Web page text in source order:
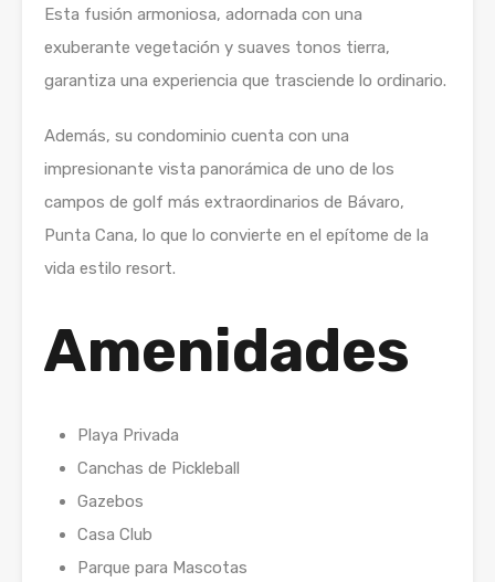
Esta fusión armoniosa, adornada con una
exuberante vegetación y suaves tonos tierra,
garantiza una experiencia que trasciende lo ordinario.
Además, su condominio cuenta con una
impresionante vista panorámica de uno de los
campos de golf más extraordinarios de Bávaro,
Punta Cana, lo que lo convierte en el epítome de la
vida estilo resort.
Amenidades
Playa Privada
Canchas de Pickleball
Gazebos
Casa Club
Parque para Mascotas